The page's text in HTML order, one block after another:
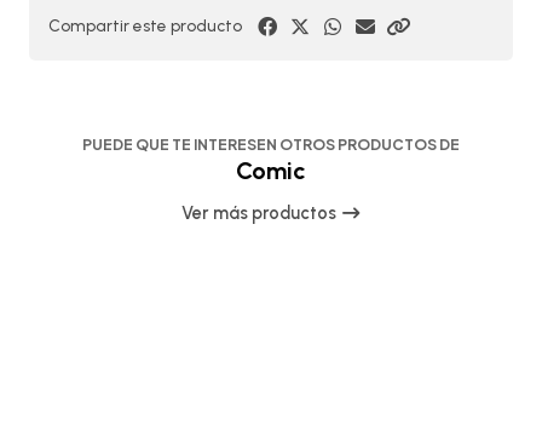
Compartir este producto
PUEDE QUE TE INTERESEN OTROS PRODUCTOS DE
Comic
Ver más productos